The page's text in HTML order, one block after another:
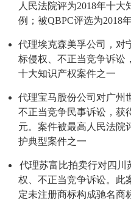
人民法院评为2018年十
例；被QBPC评选为2018
代理埃克森美孚公司，对
标侵权、不正当竞争诉讼
十大知识产权案件之一
代理宝马股份公司对广州
不正当竞争民事诉讼，获
元。案件被最高人民法院
护典型案件之一
代理苏富比拍卖行对四川
权、不正当竞争诉讼。此
定未注册商标构成驰名商